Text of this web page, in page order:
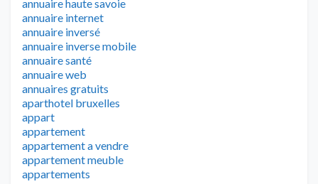
annuaire haute savoie
annuaire internet
annuaire inversé
annuaire inverse mobile
annuaire santé
annuaire web
annuaires gratuits
aparthotel bruxelles
appart
appartement
appartement a vendre
appartement meuble
appartements